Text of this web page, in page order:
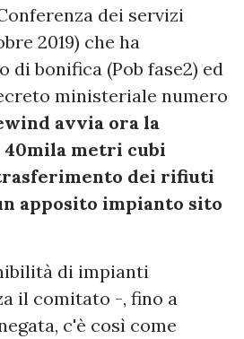
dei servizi
2019) che ha
di bonifica (Pob fase2) ed
ministeriale numero
avvia ora la
metri cubi
dei rifiuti
apposito impianto sito
di impianti
il comitato -, fino a
c'è così come